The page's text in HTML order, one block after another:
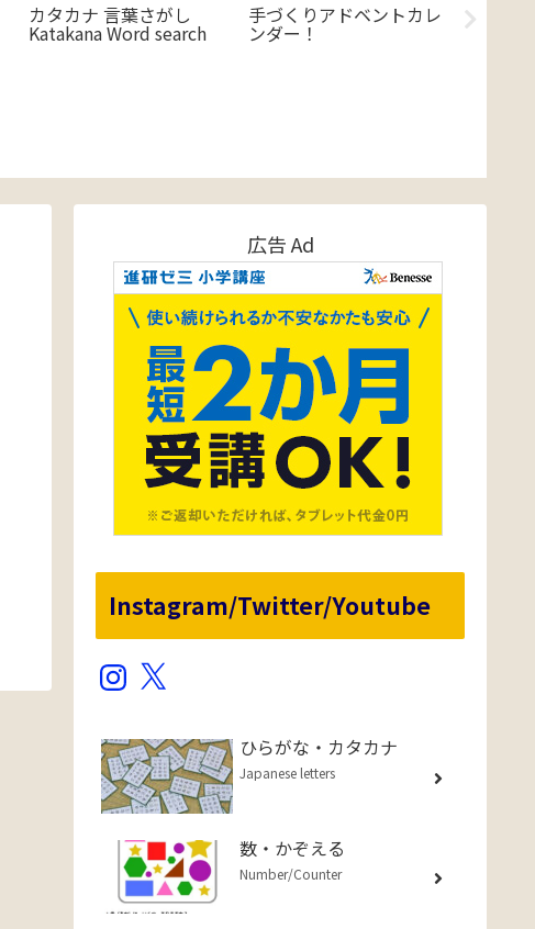
カタカナ 言葉さがし
Katakana Word search
手づくりアドベントカレ
ンダー！
【
する！
広告 Ad
Instagram/Twitter/Youtube
Instagram
X
ひらがな・カタカナ
Japanese letters
数・かぞえる
Number/Counter